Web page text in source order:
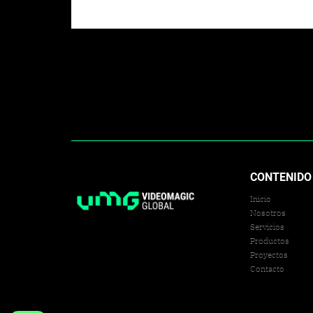
CONTENIDO
Inicio
Nosotros
Servicios
Productos
Proyectos
Contacto